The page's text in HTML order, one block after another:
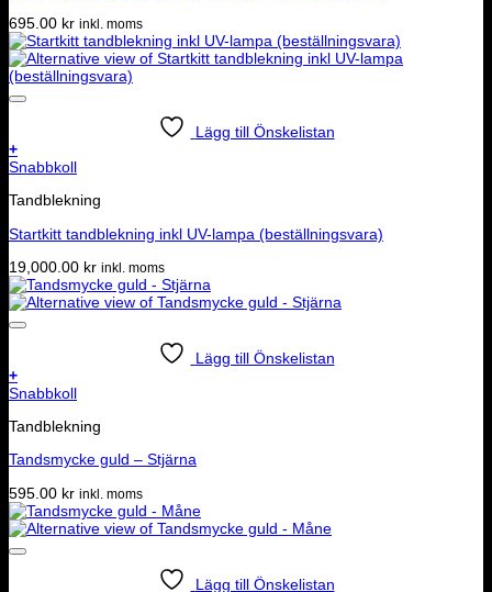
695.00 kr inkl. moms
Lägg till Önskelistan
+
Snabbkoll
Tandblekning
Startkitt tandblekning inkl UV-lampa (beställningsvara)
19,000.00 kr inkl. moms
Lägg till Önskelistan
+
Snabbkoll
Tandblekning
Tandsmycke guld – Stjärna
595.00 kr inkl. moms
Lägg till Önskelistan